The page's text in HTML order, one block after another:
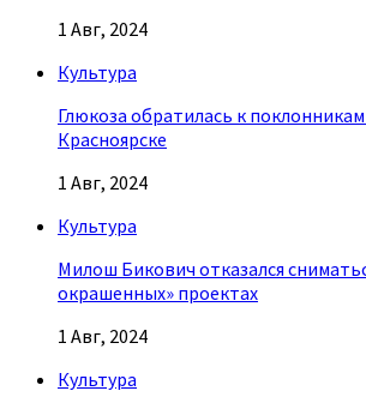
1 Авг, 2024
Культура
Глюкоза обратилась к
Красноярске
1 Авг, 2024
Культура
Милош Бикович отказался
окрашенных» проектах
1 Авг, 2024
Культура